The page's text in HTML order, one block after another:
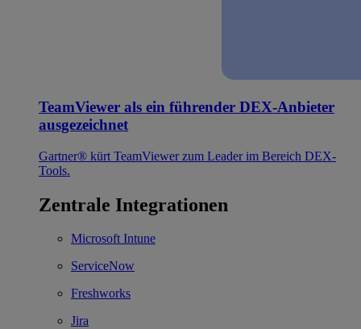
TeamViewer als ein führender DEX-Anbieter
ausgezeichnet
Gartner® kürt TeamViewer zum Leader im Bereich DEX-
Tools.
Zentrale Integrationen
Microsoft Intune
ServiceNow
Freshworks
Jira